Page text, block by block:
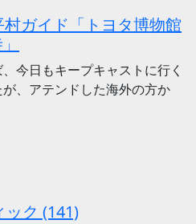
村ガイド「トヨタ博物館
今日もキープキャストに行く
、アテンドした海外の方か
ック (141)